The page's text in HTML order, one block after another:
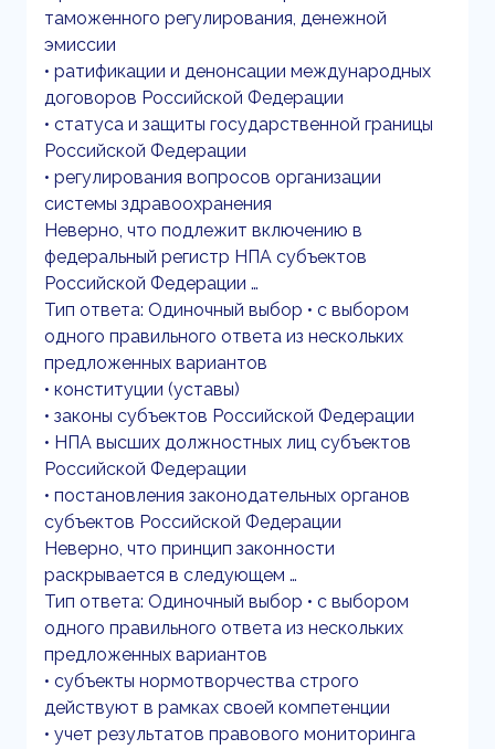
таможенного регулирования, денежной
эмиссии
• ратификации и денонсации международных
договоров Российской Федерации
• статуса и защиты государственной границы
Российской Федерации
• регулирования вопросов организации
системы здравоохранения
Неверно, что подлежит включению в
федеральный регистр НПА субъектов
Российской Федерации …
Тип ответа: Одиночный выбор • с выбором
одного правильного ответа из нескольких
предложенных вариантов
• конституции (уставы)
• законы субъектов Российской Федерации
• НПА высших должностных лиц субъектов
Российской Федерации
• постановления законодательных органов
субъектов Российской Федерации
Неверно, что принцип законности
раскрывается в следующем …
Тип ответа: Одиночный выбор • с выбором
одного правильного ответа из нескольких
предложенных вариантов
• субъекты нормотворчества строго
действуют в рамках своей компетенции
• учет результатов правового мониторинга